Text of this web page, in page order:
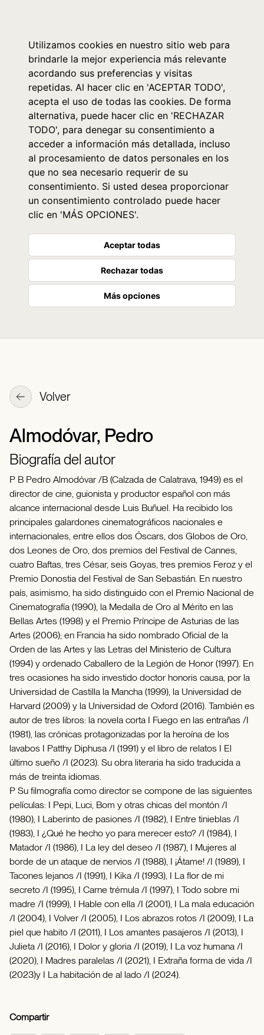
Utilizamos cookies en nuestro sitio web para
brindarle la mejor experiencia más relevante
acordando sus preferencias y visitas
repetidas. Al hacer clic en 'ACEPTAR TODO',
acepta el uso de todas las cookies. De forma
alternativa, puede hacer clic en 'RECHAZAR
TODO', para denegar su consentimiento a
acceder a información más detallada, incluso
al procesamiento de datos personales en los
que no sea necesario requerir de su
consentimiento. Si usted desea proporcionar
un consentimiento controlado puede hacer
clic en 'MÁS OPCIONES'.
Aceptar todas
Rechazar todas
Más opciones
Volver
Almodóvar, Pedro
Biografía del autor
P B Pedro Almodóvar /B (Calzada de Calatrava, 1949) es el
director de cine, guionista y productor español con más
alcance internacional desde Luis Buñuel. Ha recibido los
principales galardones cinematográficos nacionales e
internacionales, entre ellos dos Óscars, dos Globos de Oro,
dos Leones de Oro, dos premios del Festival de Cannes,
cuatro Baftas, tres César, seis Goyas, tres premios Feroz y el
Premio Donostia del Festival de San Sebastián. En nuestro
país, asimismo, ha sido distinguido con el Premio Nacional de
Cinematografía (1990), la Medalla de Oro al Mérito en las
Bellas Artes (1998) y el Premio Príncipe de Asturias de las
Artes (2006); en Francia ha sido nombrado Oficial de la
Orden de las Artes y las Letras del Ministerio de Cultura
(1994) y ordenado Caballero de la Legión de Honor (1997). En
tres ocasiones ha sido investido doctor honoris causa, por la
Universidad de Castilla la Mancha (1999), la Universidad de
Harvard (2009) y la Universidad de Oxford (2016). También es
autor de tres libros: la novela corta I Fuego en las entrañas /I
(1981), las crónicas protagonizadas por la heroína de los
lavabos I Patthy Diphusa /I (1991) y el libro de relatos I El
último sueño /I (2023). Su obra literaria ha sido traducida a
más de treinta idiomas.
P Su filmografía como director se compone de las siguientes
películas: I Pepi, Luci, Bom y otras chicas del montón /I
(1980), I Laberinto de pasiones /I (1982), I Entre tinieblas /I
(1983), I ¿Qué he hecho yo para merecer esto? /I (1984), I
Matador /I (1986), I La ley del deseo /I (1987), I Mujeres al
borde de un ataque de nervios /I (1988), I ¡Átame! /I (1989), I
Tacones lejanos /I (1991), I Kika /I (1993), I La flor de mi
secreto /I (1995), I Carne trémula /I (1997), I Todo sobre mi
madre /I (1999), I Hable con ella /I (2001), I La mala educación
/I (2004), I Volver /I (2005), I Los abrazos rotos /I (2009), I La
piel que habito /I (2011), I Los amantes pasajeros /I (2013), I
Julieta /I (2016), I Dolor y gloria /I (2019), I La voz humana /I
(2020), I Madres paralelas /I (2021), I Extraña forma de vida /I
(2023)y I La habitación de al lado /I (2024).
Compartir